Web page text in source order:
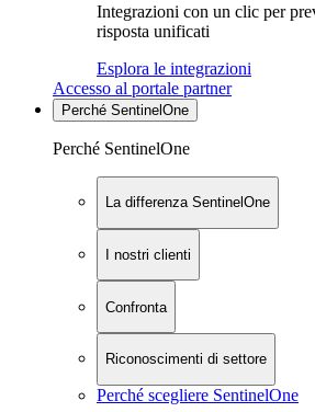
Integrazioni con un clic per
risposta unificati
Esplora le integrazioni
Accesso al portale partner
Perché SentinelOne
Perché SentinelOne
La differenza SentinelOne
I nostri clienti
Confronta
Riconoscimenti di settore
Perché scegliere SentinelOne